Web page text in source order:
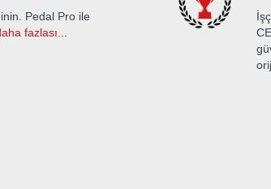
Pedal Pro ile
fazlası...